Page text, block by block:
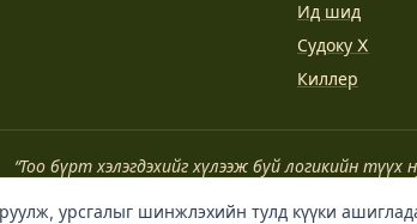
урсгалыг шинжлэхийн тулд күүки
Ид шид
Судоку X
Киллер
“Тоо бүрт хэлэгдэхийг хүлээж буй логикийн түүх